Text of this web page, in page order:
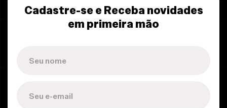
Cadastre-se e Receba novidades
em primeira mão